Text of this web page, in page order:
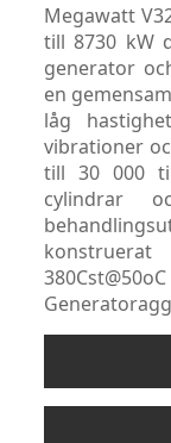
Megawatt
till 8730 kW
generator
en
låg
vibrationer
till 30 000
cylindrar